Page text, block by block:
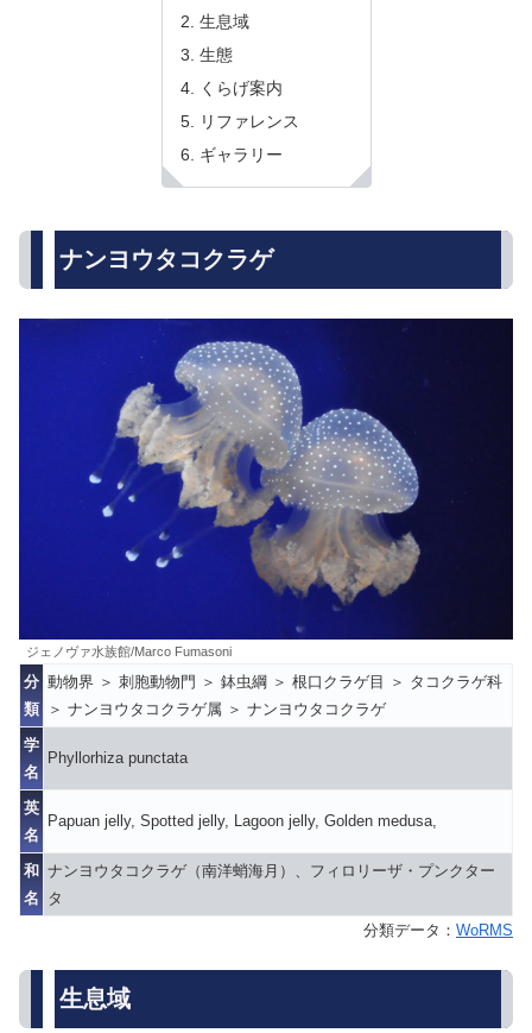
生息域
生態
くらげ案内
リファレンス
ギャラリー
ナンヨウタコクラゲ
ジェノヴァ水族館/Marco Fumasoni
分
類
動物界 ＞ 刺胞動物門 ＞ 鉢虫綱 ＞ 根口クラゲ目 ＞ タコクラゲ科
＞ ナンヨウタコクラゲ属 ＞ ナンヨウタコクラゲ
学
名
Phyllorhiza punctata
英
名
Papuan jelly, Spotted jelly, Lagoon jelly, Golden medusa,
和
名
ナンヨウタコクラゲ（南洋蛸海月）、フィロリーザ・プンクター
タ
分類データ： WoRMS
生息域